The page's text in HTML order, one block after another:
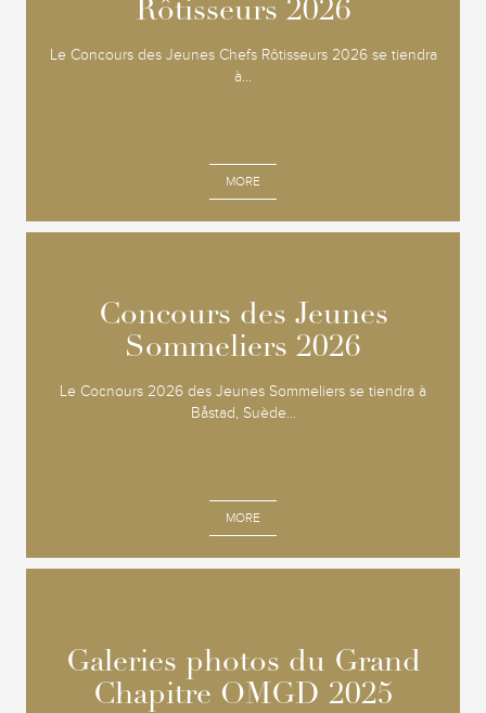
Rôtisseurs 2026
Le Concours des Jeunes Chefs Rôtisseurs 2026 se tiendra
à...
MORE
Rôtisseurs 2026
Concours des Jeunes
Sommeliers 2026
Le Cocnours 2026 des Jeunes Sommeliers se tiendra à
Båstad, Suède...
MORE
Concours des Jeunes
Sommeliers 2026
Galeries photos du Grand
Chapitre OMGD 2025
Galeries photos du Grand
Chapitre OMGD 2025